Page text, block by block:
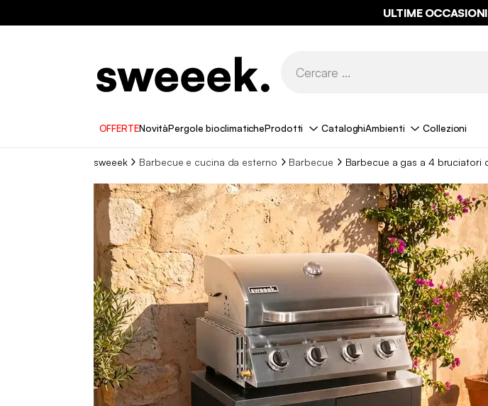
ULTIME
OFFERTENovitàPergole bioclimaticheProdotti CataloghiAmbienti Collezioni
sweeek Barbecue e cucina da esterno Barbecue Barbecue a gas a 4 bruciatori